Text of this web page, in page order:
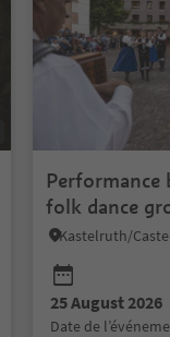
folk dance
25 August 2026
date de